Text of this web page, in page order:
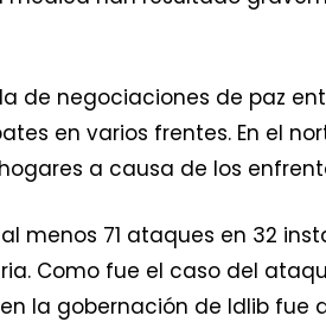
de negociaciones de paz
en varios frentes. En el
a causa de los
menos 71 ataques en 32
Como fue el caso del
la gobernación de Idlib fue